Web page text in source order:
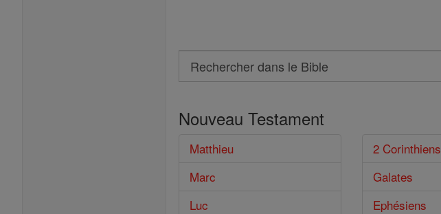
Search
Rechercher
le
Bible
Nouveau Testament
Matthieu
Marc
Luc
2 Corinthiens
Galates
Ephésiens